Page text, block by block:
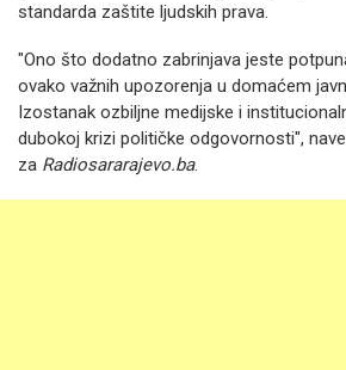
standarda zaštite ljudskih prava.
"Ono što dodatno zabrinjava jeste
ovako važnih upozorenja u domaćem
Izostanak ozbiljne medijske i
dubokoj krizi političke odgovornosti",
za Radiosararajevo.ba.